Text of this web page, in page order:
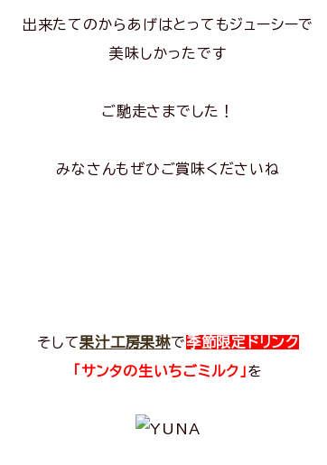
出来たてのからあげはとってもジューシーで
美味しかったです
ご馳走さまでした！
みなさんもぜひご賞味くださいね
そして果汁工房果琳で季節限定ドリンク
「サンタの生いちごミルク」を